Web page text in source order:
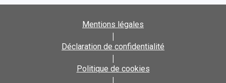
Mentions légales
|
Déclaration de confidentialité
|
Politique de cookies
|